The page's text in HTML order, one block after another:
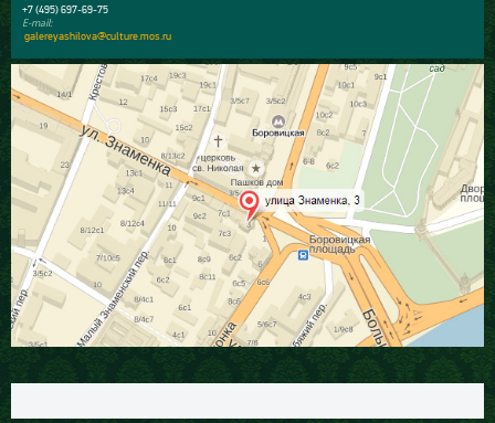
+7 (495) 697-69-75
E-mail:
galereyashilova@culture.mos.ru